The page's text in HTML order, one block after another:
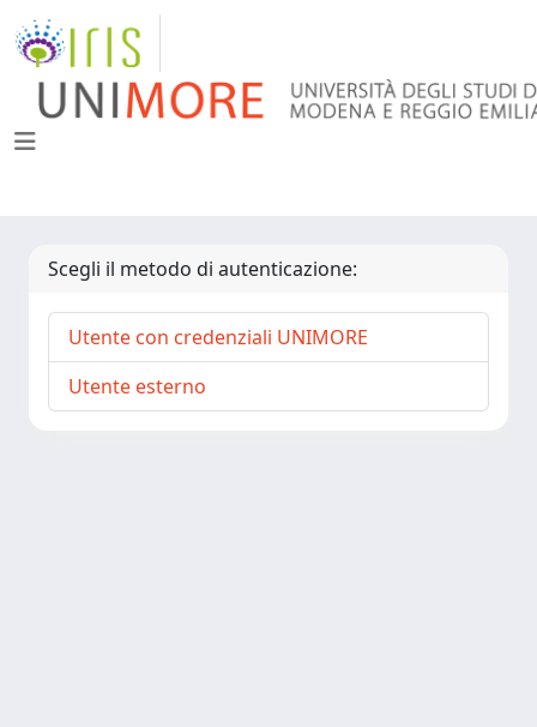
Scegli il metodo di autenticazione:
Utente con credenziali UNIMORE
Utente esterno